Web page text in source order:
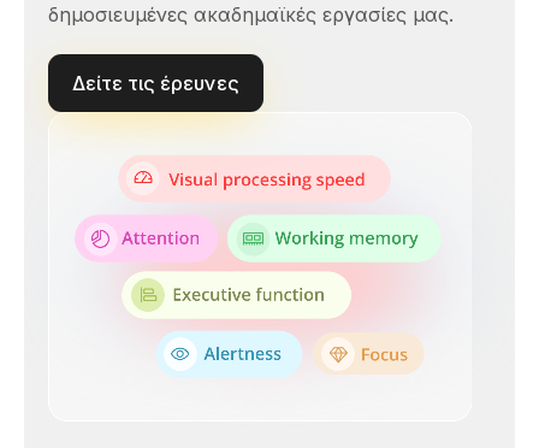
δημοσιευμένες ακαδημαϊκές εργασίες μας.
Δείτε τις έρευνες